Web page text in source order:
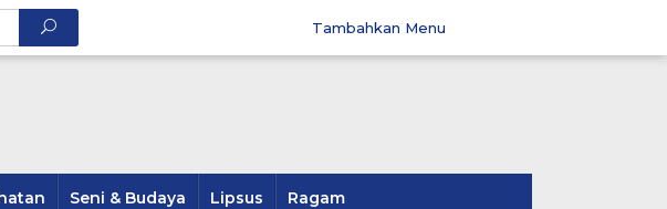
Tambahkan Menu
Seni & Budaya Lipsus Ragam